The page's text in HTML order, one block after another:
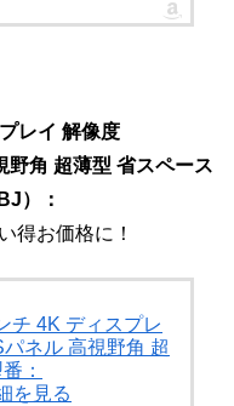
レイ 解像度
野角 超薄型 省スペース
）：
得お価格に！
チ 4K ディスプレ
ネル 高視野角 超
：
を見る